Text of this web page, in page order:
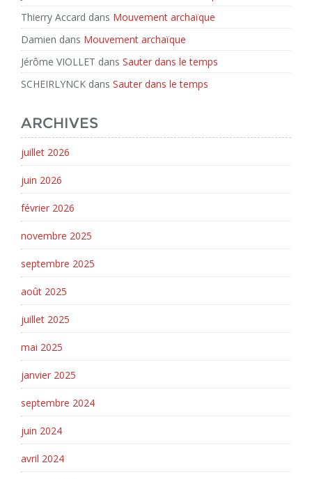
Thierry Accard dans Mouvement archaïque
Damien dans Mouvement archaïque
Jérôme VIOLLET dans Sauter dans le temps
SCHEIRLYNCK dans Sauter dans le temps
ARCHIVES
juillet 2026
juin 2026
février 2026
novembre 2025
septembre 2025
août 2025
juillet 2025
mai 2025
janvier 2025
septembre 2024
juin 2024
avril 2024